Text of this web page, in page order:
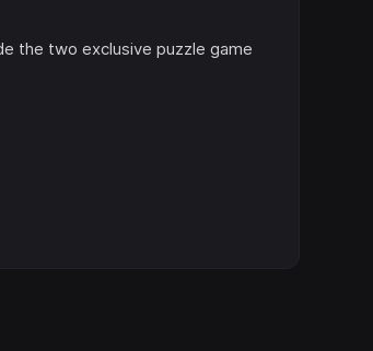
the two exclusive puzzle game